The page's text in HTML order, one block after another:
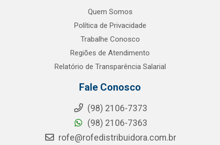
Quem Somos
Política de Privacidade
Trabalhe Conosco
Regiões de Atendimento
Relatório de Transparência Salarial
Fale Conosco
(98) 2106-7373
(98) 2106-7363
rofe@rofedistribuidora.com.br